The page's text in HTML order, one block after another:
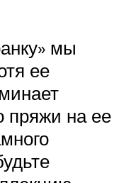
мы
ее
пряжи на ее